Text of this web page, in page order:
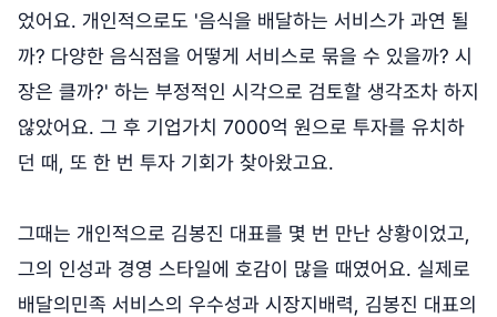
었어요. 개인적으로도 '음식을 배달하는 서비스가 과연 될
까? 다양한 음식점을 어떻게 서비스로 묶을 수 있을까? 시
장은 클까?' 하는 부정적인 시각으로 검토할 생각조차 하지
않았어요. 그 후 기업가치 7000억 원으로 투자를 유치하
던 때, 또 한 번 투자 기회가 찾아왔고요.
그때는 개인적으로 김봉진 대표를 몇 번 만난 상황이었고,
그의 인성과 경영 스타일에 호감이 많을 때였어요. 실제로
배달의민족 서비스의 우수성과 시장지배력, 김봉진 대표의